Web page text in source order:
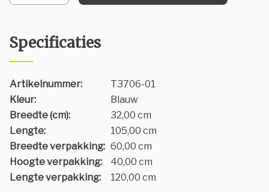
Specificaties
Artikelnummer:
T3706-01
Kleur:
Blauw
Breedte (cm):
32,00 cm
Lengte:
105,00 cm
Breedte verpakking: 60,00 cm
Hoogte verpakking:
40,00 cm
Lengte verpakking:
120,00 cm